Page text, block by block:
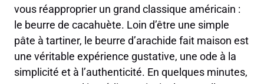
vous réapproprier un grand classique américain :
le beurre de cacahuète. Loin d’être une simple
pâte à tartiner, le beurre d’arachide fait maison est
une véritable expérience gustative, une ode à la
simplicité et à l’authenticité. En quelques minutes,